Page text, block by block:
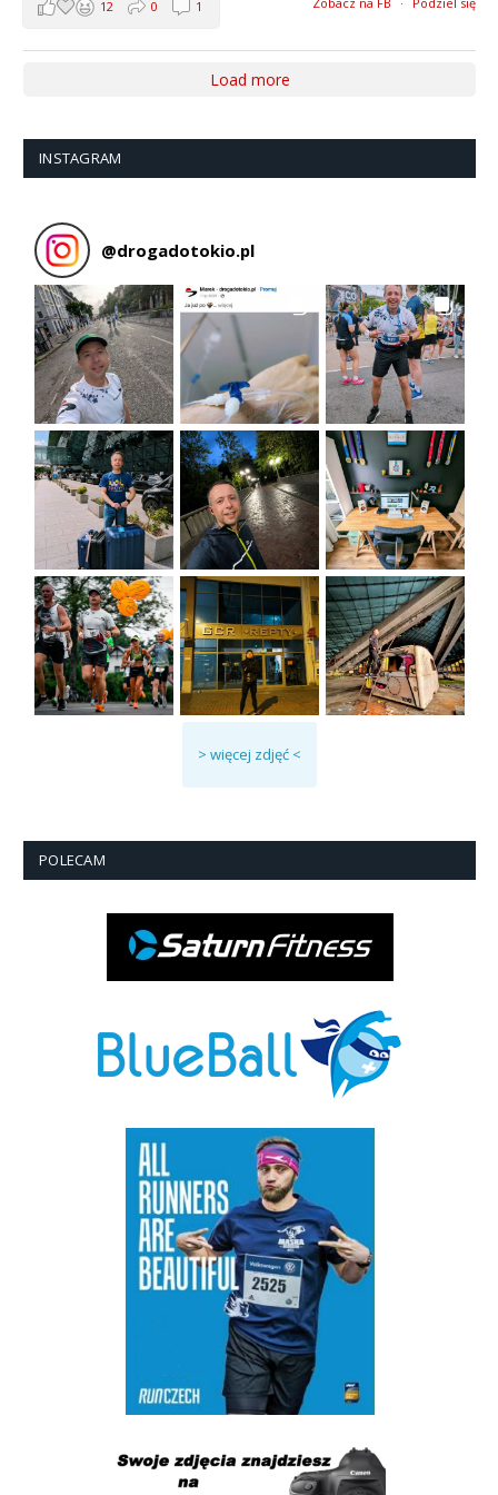
12 0 1
Load more
INSTAGRAM
@drogadotokio.pl
> więcej zdjęć <
POLECAM